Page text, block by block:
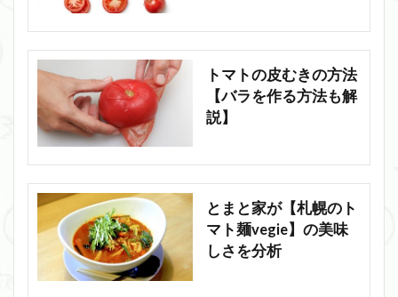
トマトの皮むきの方法
【バラを作る方法も解
説】
とまと家が【札幌のト
マト麺vegie】の美味
しさを分析